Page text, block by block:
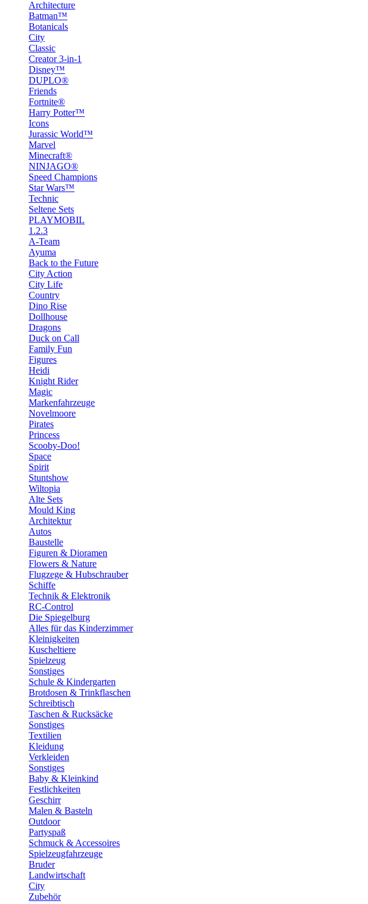
Architecture
Batman™
Botanicals
City
Classic
Creator 3-in-1
Disney™
DUPLO®
Friends
Fortnite®
Harry Potter™
Icons
Jurassic World™
Marvel
Minecraft®
NINJAGO®
Speed Champions
Star Wars™
Technic
Seltene Sets
PLAYMOBIL
1.2.3
A-Team
Ayuma
Back to the Future
City Action
City Life
Country
Dino Rise
Dollhouse
Dragons
Duck on Call
Family Fun
Figures
Heidi
Knight Rider
Magic
Markenfahrzeuge
Novelmoore
Pirates
Princess
Scooby-Doo!
Space
Spirit
Stuntshow
Wiltopia
Alte Sets
Mould King
Architektur
Autos
Baustelle
Figuren & Dioramen
Flowers & Nature
Flugzege & Hubschrauber
Schiffe
Technik & Elektronik
RC-Control
Die Spiegelburg
Alles für das Kinderzimmer
Kleinigkeiten
Kuscheltiere
Spielzeug
Sonstiges
Schule & Kindergarten
Brotdosen & Trinkflaschen
Schreibtisch
Taschen & Rucksäcke
Sonstiges
Textilien
Kleidung
Verkleiden
Sonstiges
Baby & Kleinkind
Festlichkeiten
Geschirr
Malen & Basteln
Outdoor
Partyspaß
Schmuck & Accessoires
Spielzeugfahrzeuge
Bruder
Landwirtschaft
City
Zubehör